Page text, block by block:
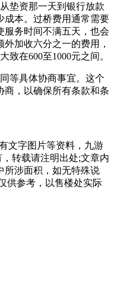
垫资那一天到银行放款
成本。过桥费用通常需要
服务时间不满五天，也会
加收六分之一的费用，
致在600至1000元之间。
等具体协商事宜。这个
商，以确保所有条款和条
文字图片等资料，九游
转载请注明出处;文章内
所涉面积，如无特殊说
供参考，以售楼处实际